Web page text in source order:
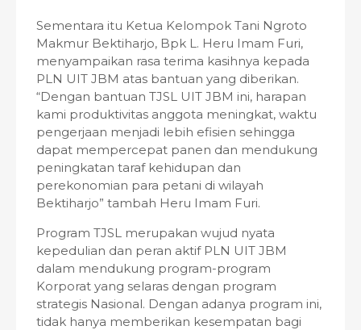
Sementara itu Ketua Kelompok Tani Ngroto
Makmur Bektiharjo, Bpk L. Heru Imam Furi,
menyampaikan rasa terima kasihnya kepada
PLN UIT JBM atas bantuan yang diberikan.
“Dengan bantuan TJSL UIT JBM ini, harapan
kami produktivitas anggota meningkat, waktu
pengerjaan menjadi lebih efisien sehingga
dapat mempercepat panen dan mendukung
peningkatan taraf kehidupan dan
perekonomian para petani di wilayah
Bektiharjo” tambah Heru Imam Furi.
Program TJSL merupakan wujud nyata
kepedulian dan peran aktif PLN UIT JBM
dalam mendukung program-program
Korporat yang selaras dengan program
strategis Nasional. Dengan adanya program ini,
tidak hanya memberikan kesempatan bagi